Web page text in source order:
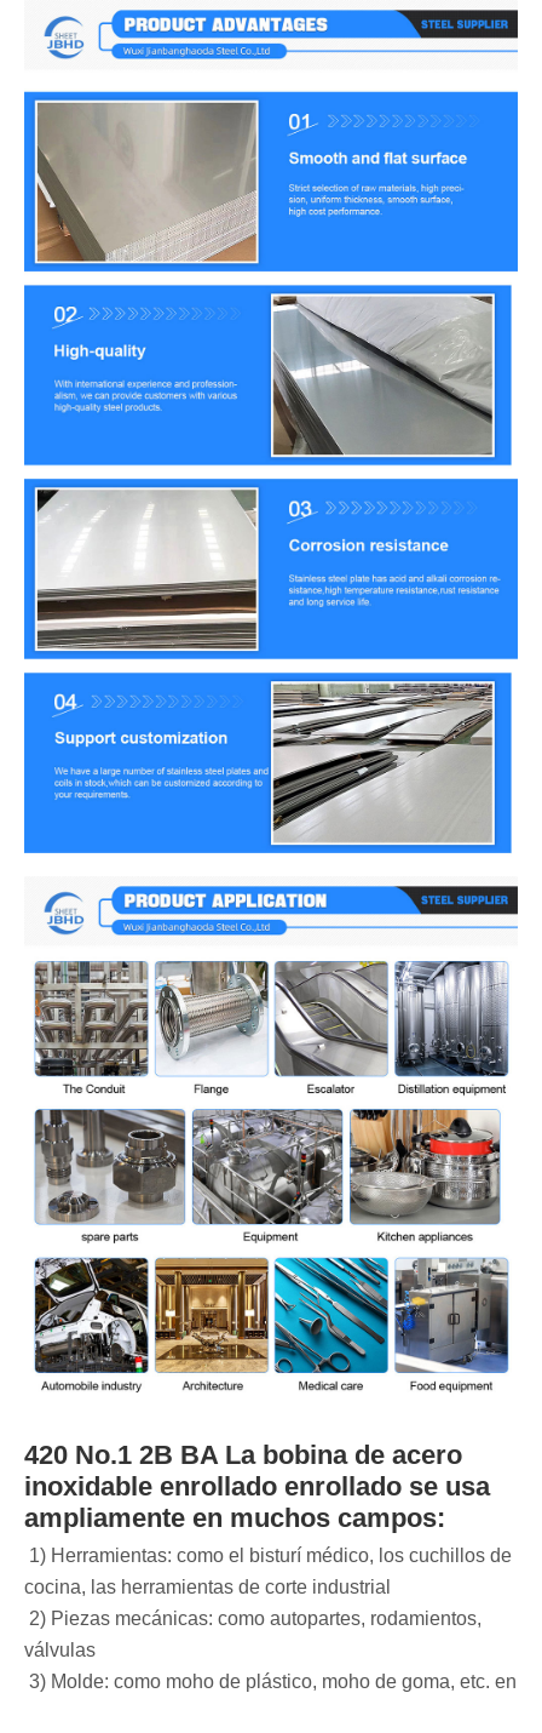
420 No.1 2B BA La bobina de acero
inoxidable enrollado enrollado se usa
ampliamente en muchos campos:
‌‌ 1) Herramientas: como el bisturí médico, los cuchillos de
cocina, las herramientas de corte industrial ‌
‌ 2) Piezas mecánicas‌: como autopartes, rodamientos,
válvulas ‌
‌ 3) Molde: como moho de plástico, moho de goma, etc. en